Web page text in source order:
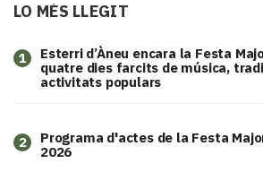
LO MÉS LLEGIT
1
Esterri d’Àneu encara la Festa
quatre dies farcits de música,
activitats populars
2
Programa d'actes de la Festa
2026